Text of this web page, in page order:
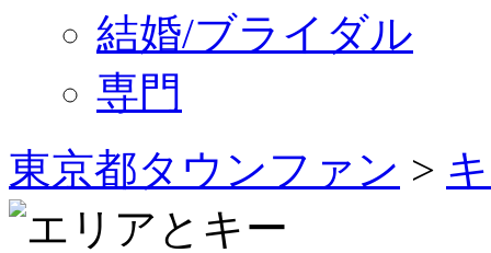
結婚/ブライダル
専門
東京都タウンファン >